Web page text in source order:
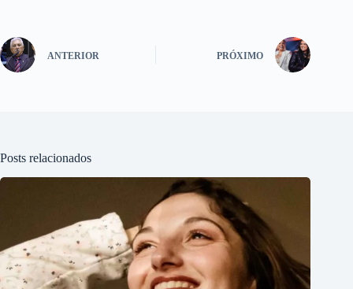
ANTERIOR PRÓXIMO
Posts relacionados